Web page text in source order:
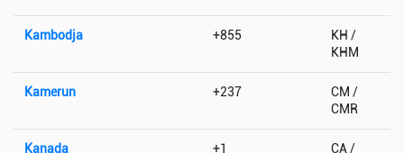
Kambodja +855
KH /
KHM
Kamerun +237
CM /
CMR
Kanada +1
CA /